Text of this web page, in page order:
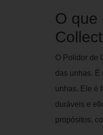
O que
O Polidor de
das unhas. É
unhas. Ele é
duráveis e
propósitos,